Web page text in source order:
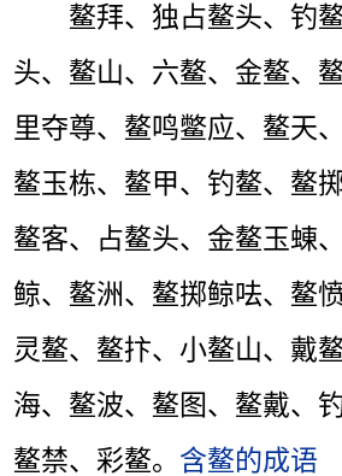
鳌拜、独占鳌头、钓
头、鳌山、六鳌、金鳌、
里夺尊、鳌鸣鳖应、鳌天
鳌玉栋、鳌甲、钓鳌、鳌
鳌客、占鳌头、金鳌玉蝀
鲸、鳌洲、鳌掷鲸呿、鳌
灵鳌、鳌抃、小鳌山、戴
海、鳌波、鳌图、鳌戴、
鳌禁、彩鳌。 含鳌的成语